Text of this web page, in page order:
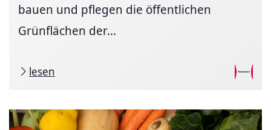
bauen und pflegen die öffentlichen
Grünflächen der...
lesen